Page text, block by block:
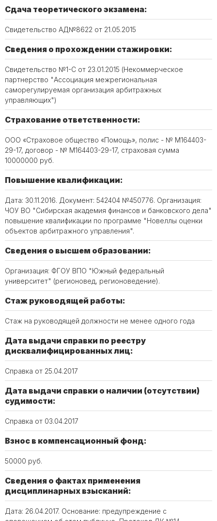
Сдача теоретического экзамена:
Свидетельство АД№8622 от 21.05.2015
Сведения о прохождении стажировки:
Свидетельство №1-С от 23.01.2015 (Некоммерческое
партнерство "Ассоциация межрегиональная
саморегулируемая организация арбитражных
управляющих")
Страхование ответственности:
ООО «Страховое общество «Помощь», полис - № М164403-
29-17, договор - № М164403-29-17, страховая сумма
10000000 руб.
Повышение квалификации:
Дата: 30.11.2016. Документ: 542404 №450776. Организация:
ЧОУ ВО "Сибирская академия финансов и банковского дела"
повышение квалификации по программе "Новеллы оценки
объектов арбитражного управления".
Сведения о высшем образовании:
Организация: ФГОУ ВПО "Южный федеральный
университет" (регионовед, регионоведение).
Стаж руководящей работы:
Стаж на руководящей должности не менее одного года
Дата выдачи справки по реестру
дисквалифицированных лиц:
Справка от 25.04.2017
Дата выдачи справки о наличии (отсутствии)
судимости:
Справка от 03.04.2017
Взнос в компенсационный фонд:
50000 руб.
Сведения о фактах применения
дисциплинарных взысканий:
Дата: 26.04.2017. Основание: предупреждение с